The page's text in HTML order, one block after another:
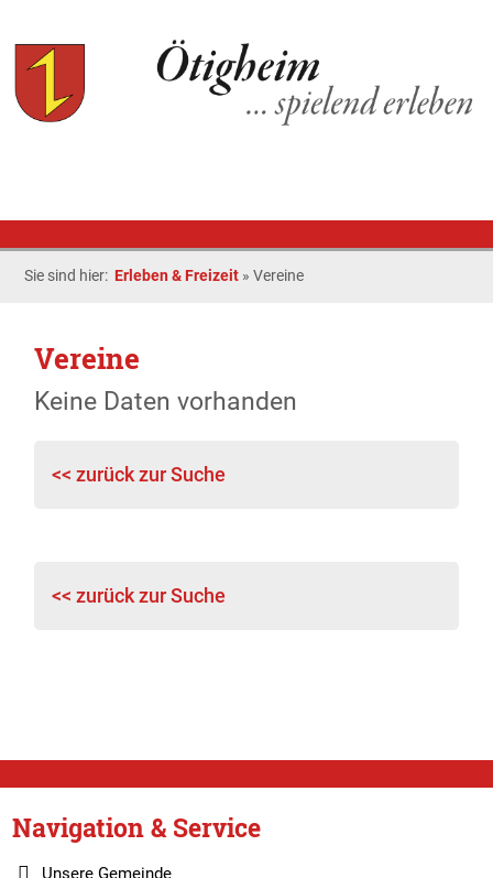
Sie sind hier: Erleben & Freizeit »Vereine
Vereine
Keine Daten vorhanden
<< zurück zur Suche
<< zurück zur Suche
Navigation & Service
Unsere Gemeinde